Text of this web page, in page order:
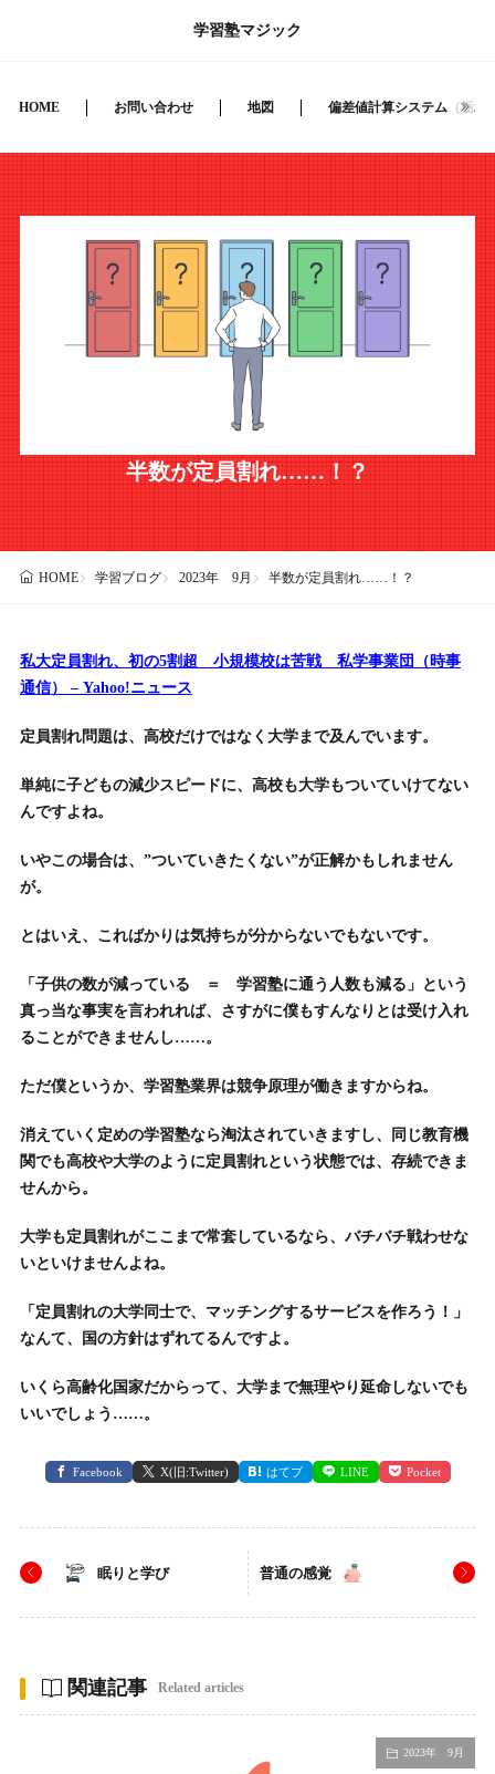
学習塾マジック
HOME お問い合わせ 地図 偏差値計算システム（栃
半数が定員割れ……！？
HOME 学習ブログ 2023年 9月 半数が定員割れ……！？
私大定員割れ、初の5割超 小規模校は苦戦 私学事業団（時事
通信） – Yahoo!ニュース
定員割れ問題は、高校だけではなく大学まで及んでいます。
単純に子どもの減少スピードに、高校も大学もついていけてない
んですよね。
いやこの場合は、”ついていきたくない”が正解かもしれません
が。
とはいえ、こればかりは気持ちが分からないでもないです。
「子供の数が減っている ＝ 学習塾に通う人数も減る」という
真っ当な事実を言われれば、さすがに僕もすんなりとは受け入れ
ることができませんし……。
ただ僕というか、学習塾業界は競争原理が働きますからね。
消えていく定めの学習塾なら淘汰されていきますし、同じ教育機
関でも高校や大学のように定員割れという状態では、存続できま
せんから。
大学も定員割れがここまで常套しているなら、バチバチ戦わせな
いといけませんよね。
「定員割れの大学同士で、マッチングするサービスを作ろう！」
なんて、国の方針はずれてるんですよ。
いくら高齢化国家だからって、大学まで無理やり延命しないでも
いいでしょう……。
Facebook X(旧:Twitter) はてブ LINE Pocket
眠りと学び 普通の感覚
関連記事 Related articles
2023年 9月